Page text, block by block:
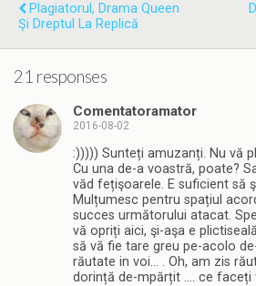
Plagiatorul, Drama Queen
Şi Dreptul La Replică
21 responses
Comentatoramator
2016-08-02
:))))) Sunteți amuzanți. Nu vă
Cu una de-a voastră, poate?
văd fețişoarele. E suficient să
Mulțumesc pentru spațiul
succes următorului atacat.
vă opriți aici, şi-aşa e
să vă fie tare greu pe-acolo
răutate in voi… . Oh, am zis
dorință de-mpărțit …. ce faceți